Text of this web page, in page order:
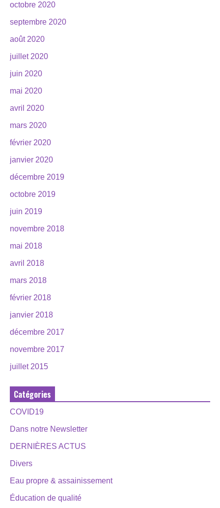
octobre 2020
septembre 2020
août 2020
juillet 2020
juin 2020
mai 2020
avril 2020
mars 2020
février 2020
janvier 2020
décembre 2019
octobre 2019
juin 2019
novembre 2018
mai 2018
avril 2018
mars 2018
février 2018
janvier 2018
décembre 2017
novembre 2017
juillet 2015
Catégories
COVID19
Dans notre Newsletter
DERNIÈRES ACTUS
Divers
Eau propre & assainissement
Éducation de qualité